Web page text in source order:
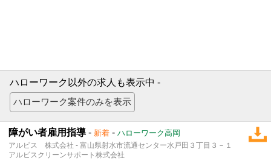
ハローワーク以外の求人も表示中 -
障がい者雇用指導 - 新着 - ハローワーク高岡
アルビス 株式会社 - 富山県射水市流通センター水戸田３丁目３－１
アルビスクリーンサポート株式会社